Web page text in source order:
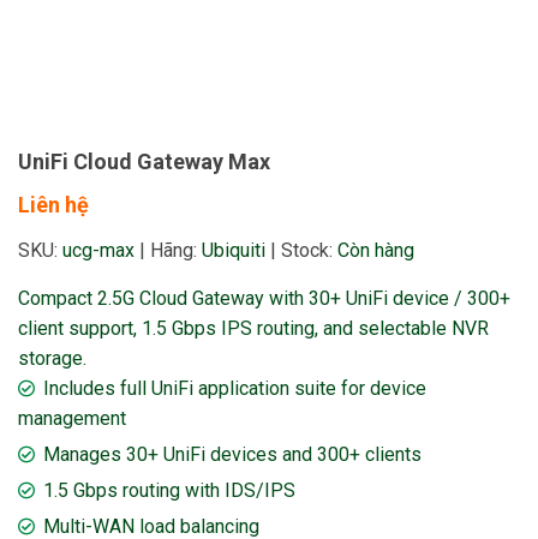
UniFi Cloud Gateway Max
Liên hệ
SKU: ucg-max | Hãng: Ubiquiti | Stock: Còn hàng
Compact 2.5G Cloud Gateway with 30+ UniFi device / 300+
client support, 1.5 Gbps IPS routing, and selectable NVR
storage.
Includes full UniFi application suite for device
management
Manages 30+ UniFi devices and 300+ clients
1.5 Gbps routing with IDS/IPS
Multi-WAN load balancing